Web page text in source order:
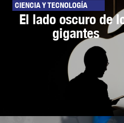
CIENCIA Y TECNOLOGÍA
El lado oscuro de
gigantes